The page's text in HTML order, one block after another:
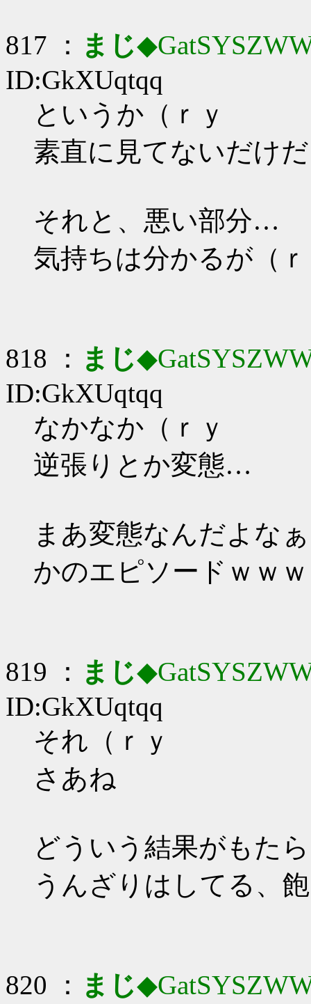
817 ： まじ
ID:GkXUqtqq
というか（ｒｙ
素直に見てないだけ
それと、悪い部分…
気持ちは分かるが（
818 ： まじ
ID:GkXUqtqq
なかなか（ｒｙ
逆張りとか変態…
まあ変態なんだよなぁ
かのエピソードｗｗｗ
819 ： まじ
ID:GkXUqtqq
それ（ｒｙ
さあね
どういう結果がもた
うんざりはしてる、
820 ： まじ